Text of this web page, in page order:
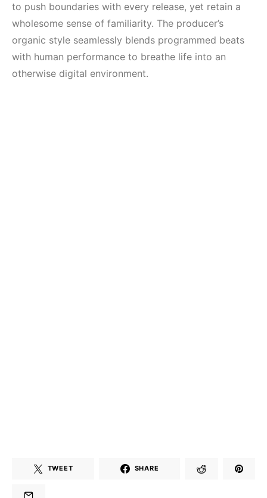
to push boundaries with every release, yet retain a
wholesome sense of familiarity. The producer’s
organic style seamlessly blends programmed beats
with human performance to breathe life into an
otherwise digital environment.
TWEET SHARE